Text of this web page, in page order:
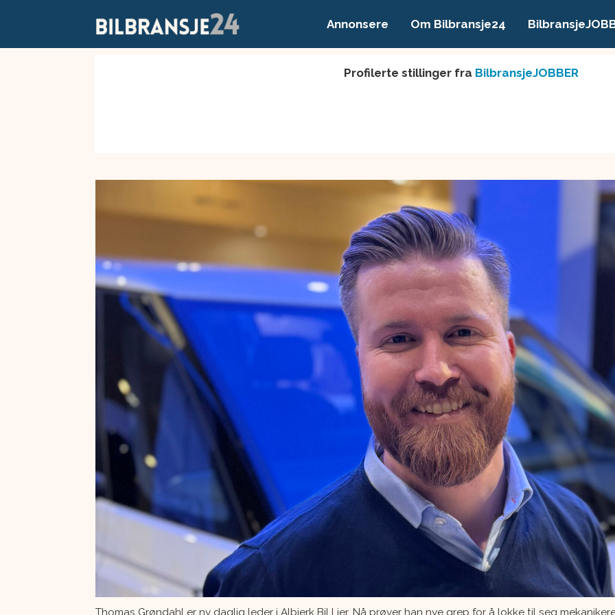
Annonsere Om Bilbransje24
Profilerte stillinger fra BilbransjeJOBBER
Thomas Grøndahl er ny daglig leder i Albjerk Bil Lier. Nå prøver han nye grep for å lokke til seg